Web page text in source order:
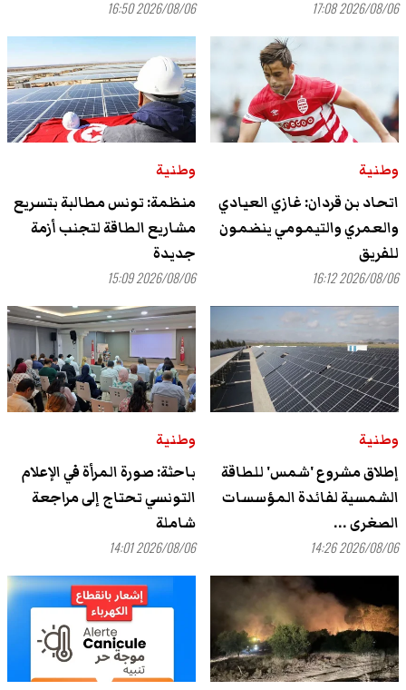
2026/08/06 17:08
2026/08/06 16:50
وطنية
اتحاد بن قردان: غازي العيادي
والعمري والتيمومي ينضمون
للفريق
2026/08/06 16:12
وطنية
منظمة: تونس مطالبة بتسريع
مشاريع الطاقة لتجنب أزمة
جديدة
2026/08/06 15:09
وطنية
إطلاق مشروع 'شمس' للطاقة
الشمسية لفائدة المؤسسات
الصغرى ...
2026/08/06 14:26
وطنية
باحثة: صورة المرأة في الإعلام
التونسي تحتاج إلى مراجعة
شاملة
2026/08/06 14:01